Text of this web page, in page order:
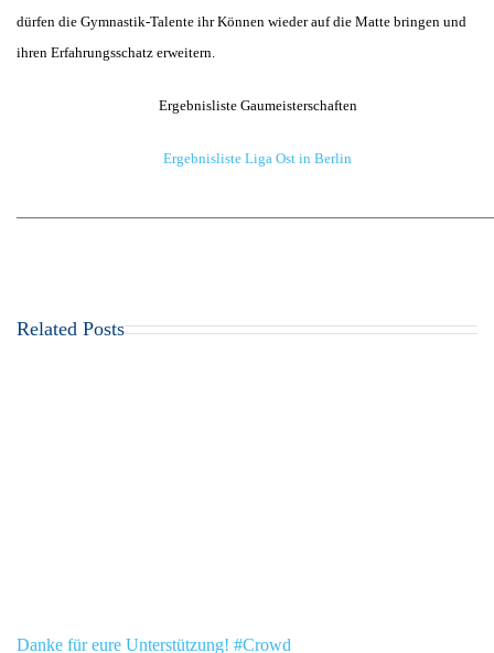
dürfen die Gymnastik-Talente ihr Können wieder auf die Matte bringen und
ihren Erfahrungsschatz erweitern.
Ergebnisliste Gaumeisterschaften
Ergebnisliste Liga Ost in Berlin
Related Posts
Danke für eure Unterstützung! #Crowd